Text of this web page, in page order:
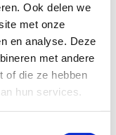
Ook delen we
met onze
en analyse. Deze
met andere
of die ze hebben
hun services.
behoort